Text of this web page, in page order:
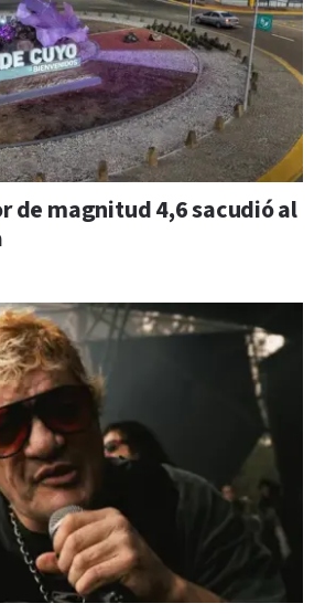
de magnitud 4,6 sacudió al